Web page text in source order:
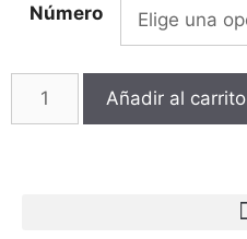
Número
Añadir al carrito